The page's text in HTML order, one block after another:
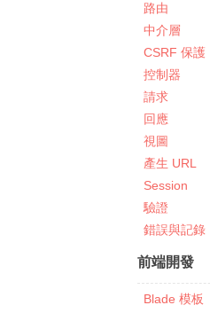
路由
中介層
CSRF 保護
控制器
請求
回應
視圖
產生 URL
Session
驗證
錯誤與記錄
前端開發
Blade 模板